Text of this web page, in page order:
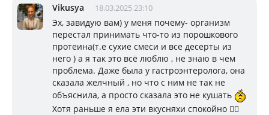
Vikusya 18.03.2025 23:10
Эх, завидую вам) у меня почему- организм
перестал принимать что-то из порошкового
протеина(т.е сухие смеси и все десерты из
него ) а я так это всё люблю , не знаю в чем
проблема. Даже была у гастроэнтеролога, она
сказала желчный , но что с ним не так не
объяснила, а просто сказала это не кушать
Хотя раньше я ела эти вкусняхи спокойно 🤷‍♀️